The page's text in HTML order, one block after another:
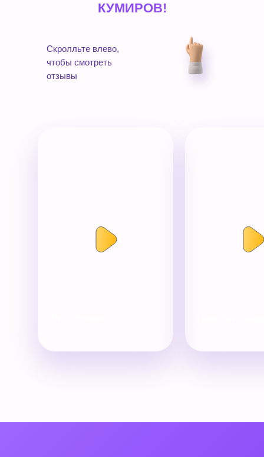
КУМИРОВ!
Скролльте влево,
чтобы смотреть
отзывы